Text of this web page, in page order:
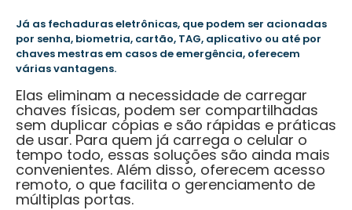
Já as fechaduras eletrônicas, que podem ser acionadas
por senha, biometria, cartão, TAG, aplicativo ou até por
chaves mestras em casos de emergência, oferecem
várias vantagens.
Elas eliminam a necessidade de carregar
chaves físicas, podem ser compartilhadas
sem duplicar cópias e são rápidas e práticas
de usar. Para quem já carrega o celular o
tempo todo, essas soluções são ainda mais
convenientes. Além disso, oferecem acesso
remoto, o que facilita o gerenciamento de
múltiplas portas.